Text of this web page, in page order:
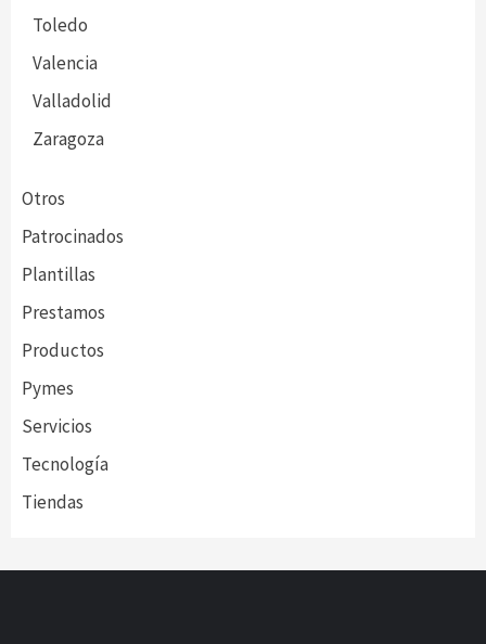
Toledo
Valencia
Valladolid
Zaragoza
Otros
Patrocinados
Plantillas
Prestamos
Productos
Pymes
Servicios
Tecnología
Tiendas